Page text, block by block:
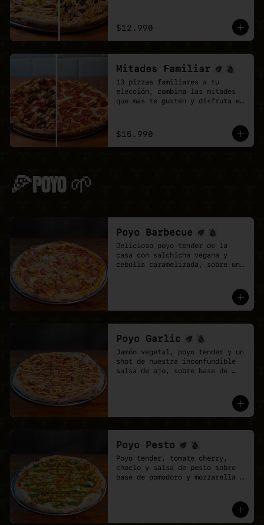
$12.990
Mitades Familiar
13 pizzas familiares a tu
elección, combina las mitades
que mas te gusten y disfruta el
$15.990
🍕POYO 🌱
Poyo Barbecue
Delicioso poyo tender de la
casa con salchicha vegana y
cebolla caramelizada, sobre una
Poyo Garlic
Jamón vegetal, poyo tender y un
shot de nuestra inconfundible
salsa de ajo, sobre base de
Poyo Pesto
Poyo tender, tomate cherry,
choclo y salsa de pesto sobre
base de pomodoro y mozzarella